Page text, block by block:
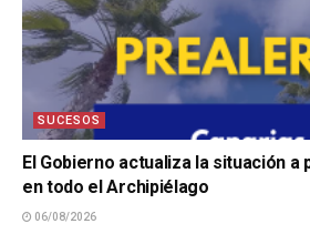
SUCESOS
El Gobierno actualiza la situación
en todo el Archipiélago
06/08/2026